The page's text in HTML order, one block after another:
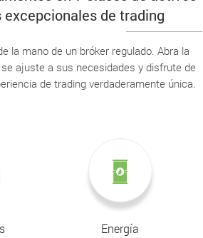
excepcionales de trading
la mano de un bróker regulado. Abra la
ajuste a sus necesidades y disfrute de
de trading verdaderamente única.
Energía